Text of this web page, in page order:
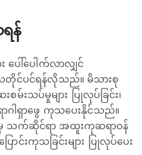
ရန်
ပေါ်ပေါက်လာလျှင်
တိုင်ပင်ရန်လိုသည်။ မိသားစု
းသပ်မှုများ ပြုလုပ်ခြင်း၊
ာဂါရှာ‌ဖွေ ကုသပေးနိုင်သည်။
သက်ဆိုင်ရာ အထူးကုဆရာဝန်
ောင်းကုသခြင်းများ ပြုလုပ်ပေး